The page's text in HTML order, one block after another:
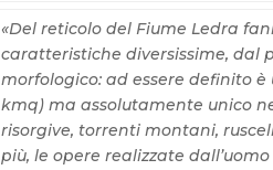
«Del reticolo del Fiume Ledra
caratteristiche diversissime, dal
morfologico: ad essere definito
kmq) ma assolutamente unico
risorgive, torrenti montani,
più, le opere realizzate